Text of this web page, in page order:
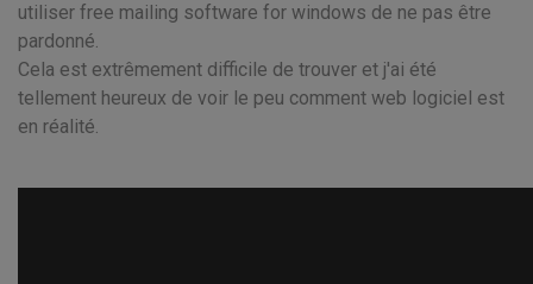
utiliser free mailing software for windows de ne pas être
pardonné.
Cela est extrêmement difficile de trouver et j'ai été
tellement heureux de voir le peu comment web logiciel est
en réalité.